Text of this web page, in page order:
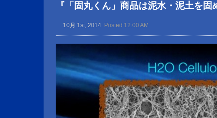
『「固丸くん」商品は泥水・泥土を
10月 1st, 2014 Posted 12:00 AM